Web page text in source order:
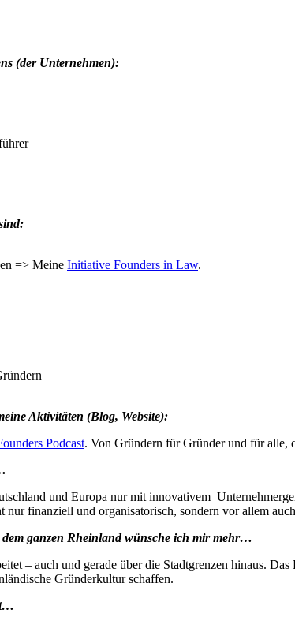
(der Unternehmen):
=> Meine Initiative Founders in Law.
Aktivitäten (Blog, Website):
Podcast. Von Gründern für Gründer und für alle,
und Europa nur mit innovativem
finanziell und organisatorisch, sondern vor allem
ganzen Rheinland wünsche ich mir mehr…
– auch und gerade über die Stadtgrenzen hinaus.
Gründerkultur schaffen.